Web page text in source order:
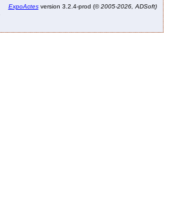
ExpoActesversion 3.2.4-prod (©2005-2026, ADSoft)